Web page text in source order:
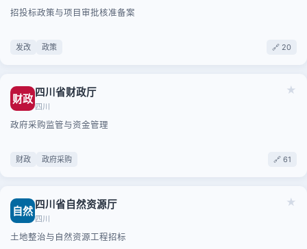
招投标政策与项目审批核准备案
发改 政策 🔗 20
★
财政 四川省财政厅
四川
政府采购监管与资金管理
财政 政府采购 🔗 61
★
自然 四川省自然资源厅
四川
土地整治与自然资源工程招标